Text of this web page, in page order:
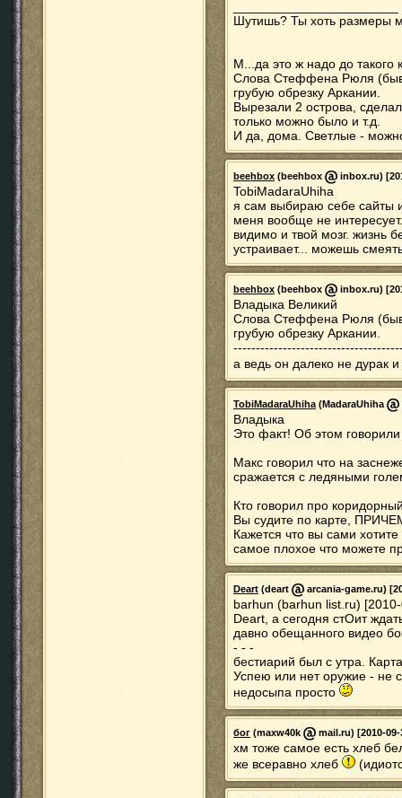
Шутишь? Ты хоть размеры
М...да это ж надо до такого
Слова Стеффена Рюля
грубую обрезку Аркании.
Вырезали 2 острова,
только можно было и т.д.
И да, дома. Светлые -
beehbox (beehbox inbox.ru)
TobiMadaraUhiha
я сам выбираю себе сайты
меня вообще не
видимо и твой мозг. жизнь
устраивает... можешь
beehbox (beehbox inbox.ru)
Владыка Великий
Слова Стеффена Рюля
грубую обрезку Аркании.
а ведь он далеко не дурак
TobiMadaraUhiha(MadaraUhiha
Владыка
Это факт! Об этом
Макс говорил что на
сражается с ледяными
Кто говорил про
Вы судите по карте,
Кажется что вы сами
самое плохое что можете
Deart (deart arcania-game.ru)
barhun (barhun list.ru)
Deart, а сегодня стОит
давно обещанного видео
- - -
бестиарий был с утра.
Успею или нет оружие - не
недосыпа просто
бог (maxw40k mail.ru) [2010-
хм тоже самое есть хлеб
же всеравно хлеб